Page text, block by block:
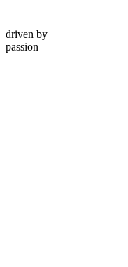
driven by
passion